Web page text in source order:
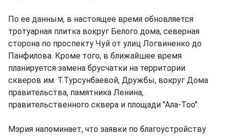
По ее данным, в настоящее время обновляется
тротуарная плитка вокруг Белого дома, северная
сторона по проспекту Чуй от улиц Логвиненко до
Панфилова. Кроме того, в ближайшее время
планируется замена брусчатки на территории
скверов им. Т.Турсунбаевой, Дружбы, вокруг Дома
правительства, памятника Ленина,
правительственного сквера и площади "Ала-Тоо".
Мэрия напоминает, что заявки по благоустройству